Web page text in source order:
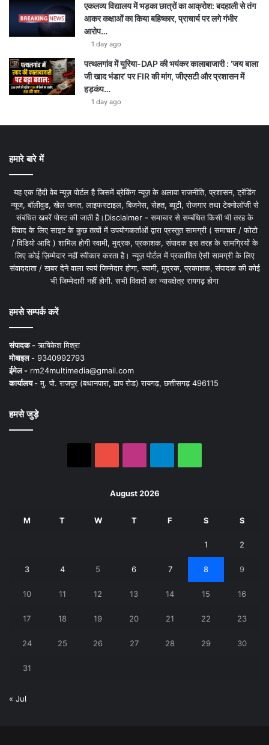
एकलव्य विद्यालय में भड़का छात्रों का आक्रोश: बदहाली से तंग
आकर कक्षाओं का किया बहिष्कार, प्राचार्य पर लगे गंभीर
आरोप…
1 day ago
पत्थलगांव में यूरिया-DAP की भयंकर कालाबाजारी : ‘जय बाला
जी खाद भंडार’ पर FIR की मांग, जीएसटी और प्रशासन में
हड़कंप…
1 day ago
हमारे बारे में
यह एक हिंदी वेब न्यूज़ पोर्टल है जिसमें ब्रेकिंग न्यूज़ के अलावा राजनीति, प्रशासन, ट्रेंडिंग
न्यूज, बॉलीवुड, खेल जगत, लाइफस्टाइल, बिजनेस, सेहत, ब्यूटी, रोजगार तथा टेक्नोलॉजी से
संबंधित खबरें पोस्ट की जाती है।Disclaimer - समाचार से सम्बंधित किसी भी तरह के
विवाद के लिए साइट के कुछ तत्वों में उपयोगकर्ताओं द्वारा प्रस्तुत सामग्री ( समाचार / फोटो
/ विडियो आदि ) शामिल होगी स्वामी, मुद्रक, प्रकाशक, संपादक इस तरह के सामग्रियों के
लिए कोई ज़िम्मेदार नहीं स्वीकार करता है। न्यूज़ पोर्टल में प्रकाशित ऐसी सामग्री के लिए
संवाददाता / खबर देने वाला स्वयं जिम्मेदार होगा, स्वामी, मुद्रक, प्रकाशक, संपादक की कोई
भी जिम्मेदारी नहीं होगी. सभी विवादों का न्यायक्षेत्र रायगढ़ होगा
हमसे सम्पर्क करें
संपादक -ऋषिकेश मिश्रा
मोबाइल - 9340992793
ईमेल - rm24multimedia@gmail.com
कार्यालय -मु. पो. राजपुर (बथानपारा, ढाप रोड) रायगढ़, छत्तीसगढ़ 496115
हमसे जुड़े
August 2026
M T W T F S S
1 2
3 4 5 6 7 8 9
10 11 12 13 14 15 16
17 18 19 20 21 22 23
24 25 26 27 28 29 30
31
« Jul